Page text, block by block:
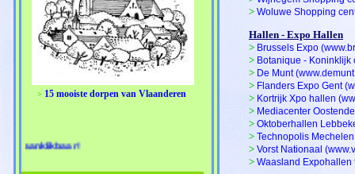
> 15 mooiste dorpen van Vlaanderen
Deze tekstkleur, buttons en afbeeldingen
> Woluwe Shopping
Hallen - Expo Hallen
> Brussels Expo
> Botanique - Koninklijk
> De Munt
> Flanders Expo Gent
> Kortrijk Xpo hallen
> Mediacenter
> Oktoberhallen
> Technopolis
> Vorst Nationaal
> Waasland